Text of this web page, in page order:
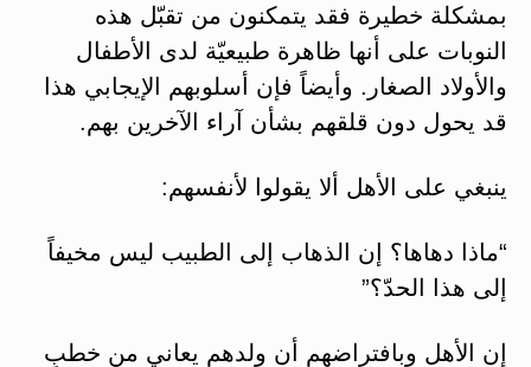
بمشكلة خطيرة فقد يتمكنون من تقبّل هذه
النوبات على أنها ظاهرة طبيعيّة لدى الأطفال
والأولاد الصغار. وأيضاً فإن أسلوبهم الإيجابي هذا
قد يحول دون قلقهم بشأن آراء الآخرين بهم.
ينبغي على الأهل ألا يقولوا لأنفسهم:
“ماذا دهاها؟ إن الذهاب إلى الطبيب ليس مخيفاً
إلى هذا الحدّ؟”
إن الأهل وبافتراضهم أن ولدهم يعاني من خطبٍ